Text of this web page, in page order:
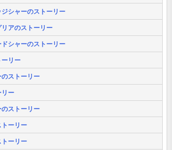
シャーのストーリー
アのストーリー
シャーのストーリー
リー
ストーリー
ー
ストーリー
ーリー
ーリー